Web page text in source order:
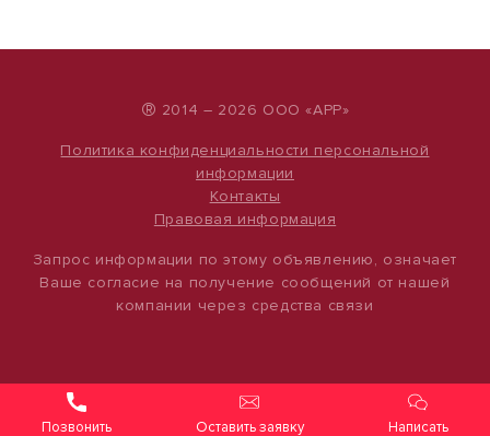
® 2014 – 2026 ООО «АРР»
Политика конфиденциальности персональной
информации
Контакты
Правовая информация
Запрос информации по этому объявлению, означает
Ваше согласие на получение сообщений от нашей
компании через средства связи
Оставить заявку Написать